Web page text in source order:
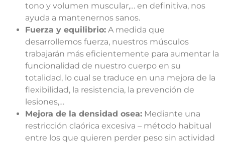
tono y volumen muscular,… en definitiva, nos
ayuda a mantenernos sanos.
Fuerza y equilibrio: A medida que
desarrollemos fuerza, nuestros músculos
trabajarán más eficientemente para aumentar la
funcionalidad de nuestro cuerpo en su
totalidad, lo cual se traduce en una mejora de la
flexibilidad, la resistencia, la prevención de
lesiones,…
Mejora de la densidad osea: Mediante una
restricción claórica excesiva – método habitual
entre los que quieren perder peso sin actividad